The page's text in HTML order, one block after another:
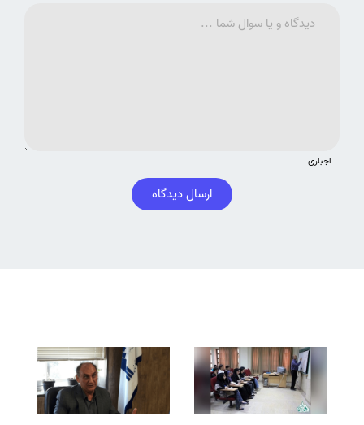
اجباری
ارسال دیدگاه